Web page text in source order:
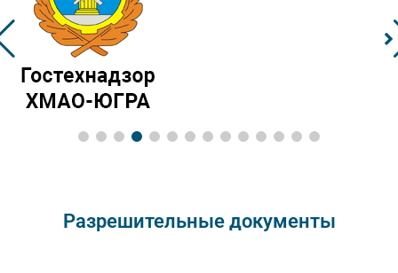
Разрешительные документы